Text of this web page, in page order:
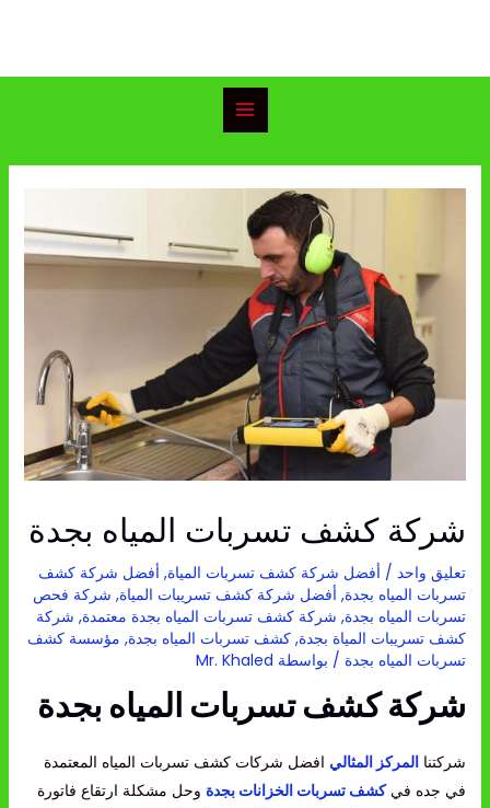
شركة كشف تسربات المياه بجدة
تعليق واحد / أفضل شركة كشف تسربات المياة, أفضل شركة كشف
تسربات المياه بجدة, أفضل شركة كشف تسريبات المياة, شركة فحص
تسربات المياه بجدة, شركة كشف تسربات المياه بجدة معتمدة, شركة
كشف تسريبات المياة بجدة, كشف تسربات المياه بجدة, مؤسسة كشف
تسربات المياه بجدة / بواسطة Mr. Khaled
شركة كشف تسربات المياه بجدة
شركتنا المركز المثالي افضل شركات كشف تسربات المياه المعتمدة
في جده فيكشف تسربات الخزانات بجدة وحل مشكلة ارتقاع فاتورة
navigation